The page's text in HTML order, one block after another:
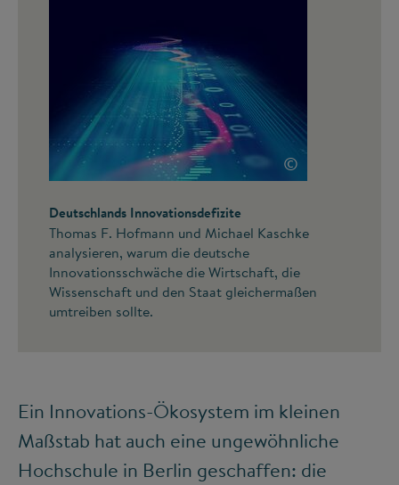
©
Deutschlands Innovationsdefizite
Thomas F. Hofmann und Michael Kaschke
analysieren, warum die deutsche
Innovationsschwäche die Wirtschaft, die
Wissenschaft und den Staat gleichermaßen
umtreiben sollte.
Ein Innovations-Ökosystem im kleinen
Maßstab hat auch eine ungewöhnliche
Hochschule in Berlin geschaffen: die